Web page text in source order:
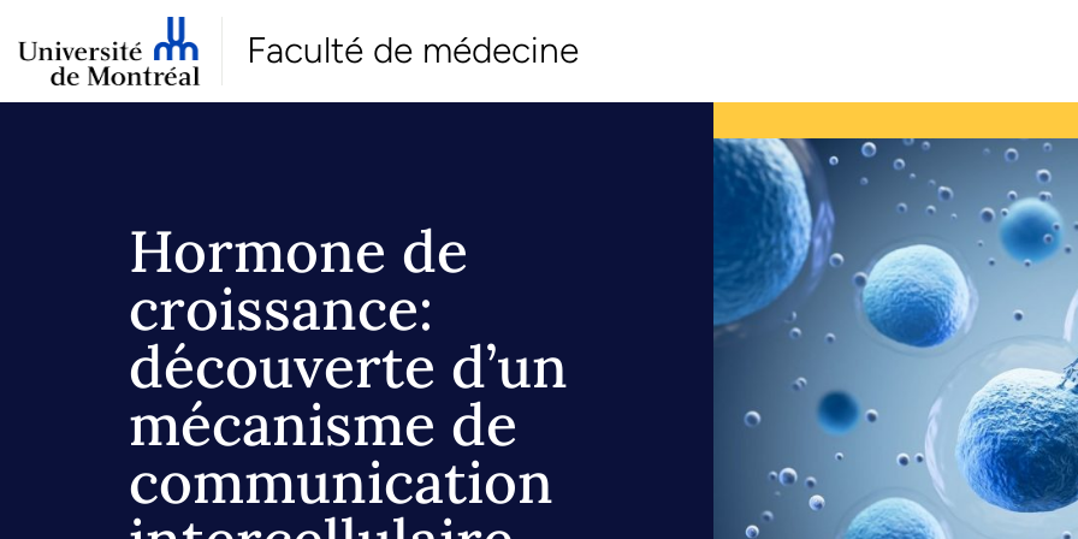
Faculté de médecine
Hormone de
croissance:
découverte d’un
mécanisme de
communication